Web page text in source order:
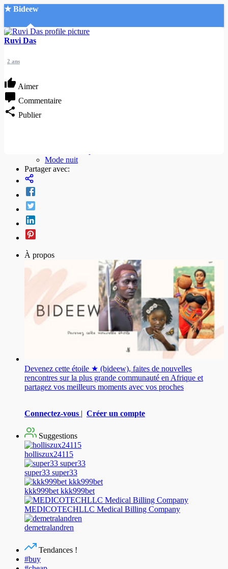
★ Bideew
Accueil
Mode nuit
Ruvi Das
2 ans
Aimer
Commentaire
Publier
Partager avec:
À propos
Devenez cette étoile ★ (bideew), faites de nouvelles
rencontres sur la plus grande communauté en Afrique et
partagez vos meilleurs moments avec vos proches
Connectez-vous | Créer un compte
Suggestions
holliszux24115
super33 super33
kkk999bet kkk999bet
MEDICOTECHLLC Medical Billing Company
demetralandren
Tendances !
#buy